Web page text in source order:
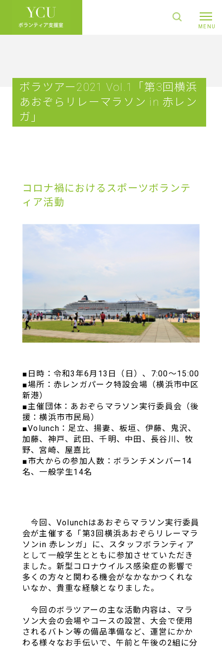
ボラツアー2021 Vol.1「第3回横浜
あおぞらリレーマラソン in 赤レン
ガ」
コロナ禍におけるスポーツボランテ
ィア活動
■日時：令和3年6月13日（日）、7:00～15:00
■場所：赤レンガパーク特設会場（横浜市中区
新港）
■主催団体：あおぞらマラソン実行委員会（後
援：横浜市市民局）
■Volunch：足立、揚妻、板垣、伊藤、鬼沢、
加藤、神戸、武田、千明、中田、長谷川、牧
野、宮崎、屋嘉比
■市大からの参加人数：ボランチメンバー14
名、一般学生14名
今回、Volunchはあおぞらマラソン実行委員
会が主催する「第3回横浜あおぞらリレーマラ
ソンin 赤レンガ」に、スタッフボランティア
として一般学生とともに参加させていただき
ました。新型コロナウイルス感染症の影響で
多くの方々と関わる機会がなかなかつくれな
いなか、貴重な経験となりました。
今回のボラツアーの主な活動内容は、マラ
ソン大会の会場やコースの設営、大会で使用
されるバトン等の備品準備など、運営にかか
わる様々なお手伝いで、午前と午後の2組に分